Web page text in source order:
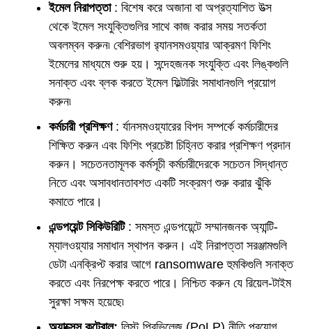
ইমেল নিরাপত্তা: বিশেষ করে অজানা বা অপ্রত্যাশিত উত্স
থেকে ইমেল সংযুক্তিগুলির সাথে কাজ করার সময় সতর্কতা
অবলম্বন করুন৷ বেশিরভাগ র‍্যানসমওয়্যার আক্রমণ ফিশিং
ইমেলের মাধ্যমে শুরু হয়। সন্দেহজনক সংযুক্তি এবং লিঙ্কগুলি
সনাক্ত এবং ব্লক করতে ইমেল ফিল্টারিং সমাধানগুলি প্রয়োগ
করুন৷
কর্মচারী প্রশিক্ষণ: র্যানসমওয়্যারের বিপদ সম্পর্কে কর্মচারীদের
শিক্ষিত করুন এবং ফিশিং প্রচেষ্টা চিহ্নিত করার প্রশিক্ষণ প্রদান
করুন। সচেতনতামূলক কর্মসূচী কর্মচারীদেরকে সচেতন সিদ্ধান্ত
নিতে এবং অসাবধানতাবশত একটি সংক্রমণ শুরু করার ঝুঁকি
কমাতে পারে।
এন্ডপয়েন্ট সিকিউরিটি: সমস্ত এন্ডপয়েন্টে সম্মানজনক অ্যান্টি-
ম্যালওয়্যার সমাধান স্থাপন করুন। এই নিরাপত্তা সরঞ্জামগুলি
ডেটা এনক্রিপ্ট করার আগে ransomware হুমকিগুলি সনাক্ত
করতে এবং নিরপেক্ষ করতে পারে। নিশ্চিত করুন যে রিয়েল-টাইম
সুরক্ষা সক্ষম হয়েছে৷